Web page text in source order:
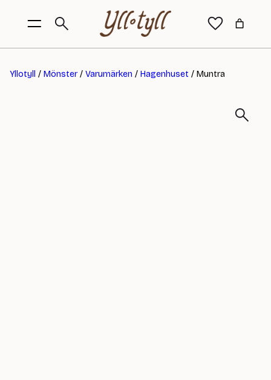
Yllotyll / Mönster/ Varumärken / Hagenhuset / Muntra